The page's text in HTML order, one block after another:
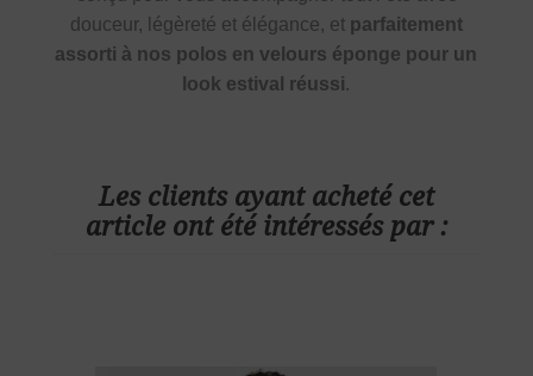
douceur, légèreté et élégance, et parfaitement
assorti à nos polos en velours éponge pour un
look estival réussi.
Les clients ayant acheté cet
article ont été intéressés par :